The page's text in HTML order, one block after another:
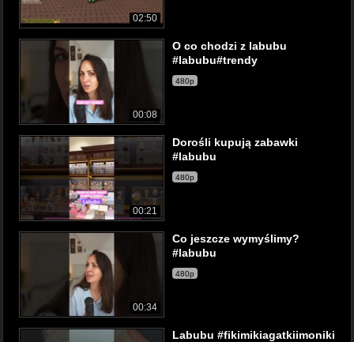
02:50
00:08
O co chodzi z labubu
#labubu#trendy
480p
00:21
Dorośli kupują zabawki
#labubu
480p
00:34
Co jeszcze wymyślimy?
#labubu
480p
Labubu #fikimikiagatkiimoniki